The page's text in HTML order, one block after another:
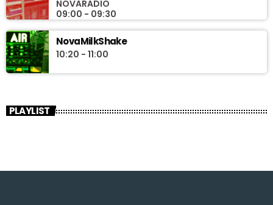
NOVARADIO
09:00 - 09:30
NovaMilkShake
10:20 - 11:00
PLAYLIST